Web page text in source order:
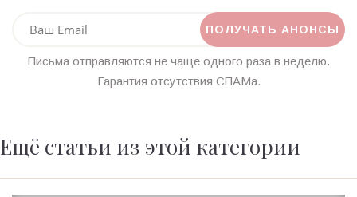
Письма отправляются не чаще одного раза в неделю.
Гарантия отсутствия СПАМа.
Ещё статьи из этой категории